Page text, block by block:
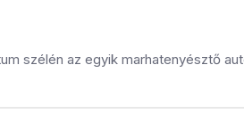
szélén az egyik marhatenyésztő